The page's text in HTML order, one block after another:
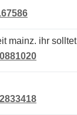
mainz. ihr